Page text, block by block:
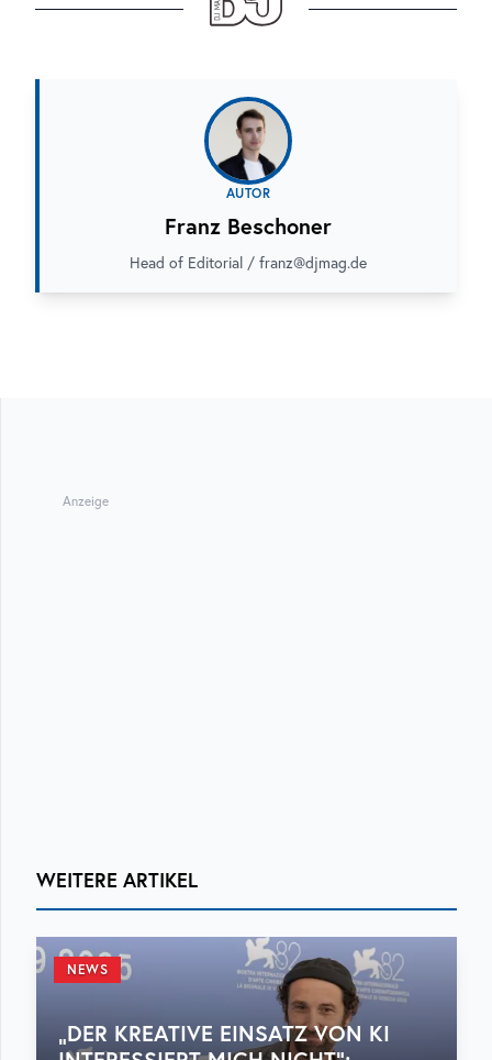
AUTOR
Franz Beschoner
Head of Editorial / franz@djmag.de
Anzeige
WEITERE ARTIKEL
NEWS
„DER KREATIVE EINSATZ VON KI